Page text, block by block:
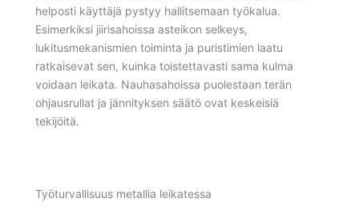
helposti käyttäjä pystyy hallitsemaan työkalua.
Esimerkiksi jiirisahoissa asteikon selkeys,
lukitusmekanismien toiminta ja puristimien laatu
ratkaisevat sen, kuinka toistettavasti sama kulma
voidaan leikata. Nauhasahoissa puolestaan terän
ohjausrullat ja jännityksen säätö ovat keskeisiä
tekijöitä.
Työturvallisuus metallia leikatessa